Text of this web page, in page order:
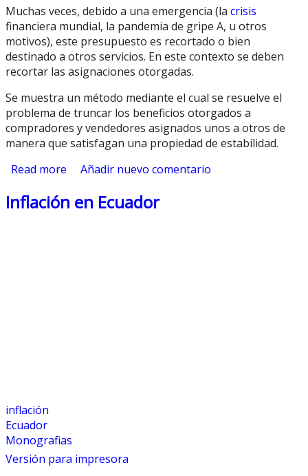
Muchas veces, debido a una emergencia (la crisis
financiera mundial, la pandemia de gripe A, u otros
motivos), este presupuesto es recortado o bien
destinado a otros servicios. En este contexto se deben
recortar las asignaciones otorgadas.
Se muestra un método mediante el cual se resuelve el
problema de truncar los beneficios otorgados a
compradores y vendedores asignados unos a otros de
manera que satisfagan una propiedad de estabilidad.
Read more about El Mercado Inmobiliario con
Disminuciones de Presupuesto
Añadir nuevo comentario
Inflación en Ecuador
inflación
Ecuador
Monografias
Versión para impresora